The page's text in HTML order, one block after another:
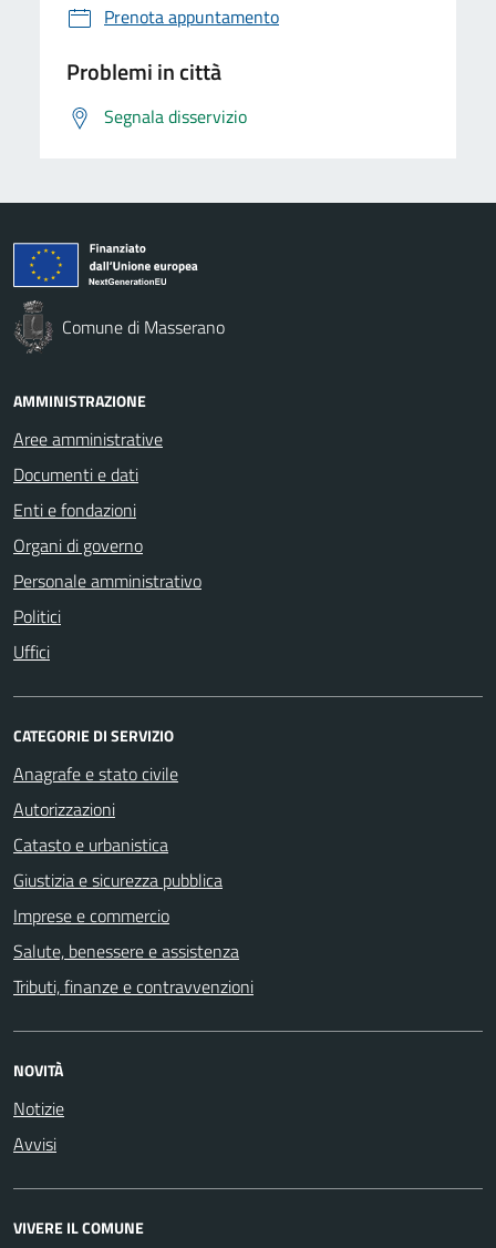
Prenota appuntamento
Problemi in città
Segnala disservizio
Comune di Masserano
AMMINISTRAZIONE
Aree amministrative
Documenti e dati
Enti e fondazioni
Organi di governo
Personale amministrativo
Politici
Uffici
CATEGORIE DI SERVIZIO
Anagrafe e stato civile
Autorizzazioni
Catasto e urbanistica
Giustizia e sicurezza pubblica
Imprese e commercio
Salute, benessere e assistenza
Tributi, finanze e contravvenzioni
NOVITÀ
Notizie
Avvisi
VIVERE IL COMUNE